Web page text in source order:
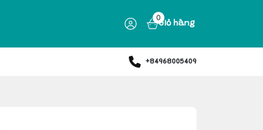
0
Giỏ hàng
+84968005409